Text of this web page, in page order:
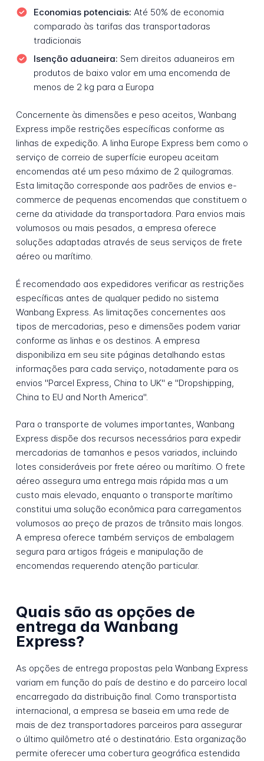
Economias potenciais: Até 50% de economia
comparado às tarifas das transportadoras
tradicionais
Isenção aduaneira: Sem direitos aduaneiros em
produtos de baixo valor em uma encomenda de
menos de 2 kg para a Europa
Concernente às dimensões e peso aceitos, Wanbang
Express impõe restrições específicas conforme as
linhas de expedição. A linha Europe Express bem como o
serviço de correio de superfície europeu aceitam
encomendas até um peso máximo de 2 quilogramas.
Esta limitação corresponde aos padrões de envios e-
commerce de pequenas encomendas que constituem o
cerne da atividade da transportadora. Para envios mais
volumosos ou mais pesados, a empresa oferece
soluções adaptadas através de seus serviços de frete
aéreo ou marítimo.
É recomendado aos expedidores verificar as restrições
específicas antes de qualquer pedido no sistema
Wanbang Express. As limitações concernentes aos
tipos de mercadorias, peso e dimensões podem variar
conforme as linhas e os destinos. A empresa
disponibiliza em seu site páginas detalhando estas
informações para cada serviço, notadamente para os
envios "Parcel Express, China to UK" e "Dropshipping,
China to EU and North America".
Para o transporte de volumes importantes, Wanbang
Express dispõe dos recursos necessários para expedir
mercadorias de tamanhos e pesos variados, incluindo
lotes consideráveis por frete aéreo ou marítimo. O frete
aéreo assegura uma entrega mais rápida mas a um
custo mais elevado, enquanto o transporte marítimo
constitui uma solução econômica para carregamentos
volumosos ao preço de prazos de trânsito mais longos.
A empresa oferece também serviços de embalagem
segura para artigos frágeis e manipulação de
encomendas requerendo atenção particular.
Quais são as opções de
entrega da Wanbang
Express?
As opções de entrega propostas pela Wanbang Express
variam em função do país de destino e do parceiro local
encarregado da distribuição final. Como transportista
internacional, a empresa se baseia em uma rede de
mais de dez transportadores parceiros para assegurar
o último quilômetro até o destinatário. Esta organização
permite oferecer uma cobertura geográfica estendida